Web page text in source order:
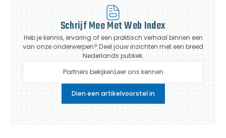
Schrijf Mee Met Web Index
Heb je kennis, ervaring of een praktisch verhaal binnen een
van onze onderwerpen? Deel jouw inzichten met een breed
Nederlands publiek.
Partners bekijkenLeer ons kennen
Dien een artikelvoorstel in